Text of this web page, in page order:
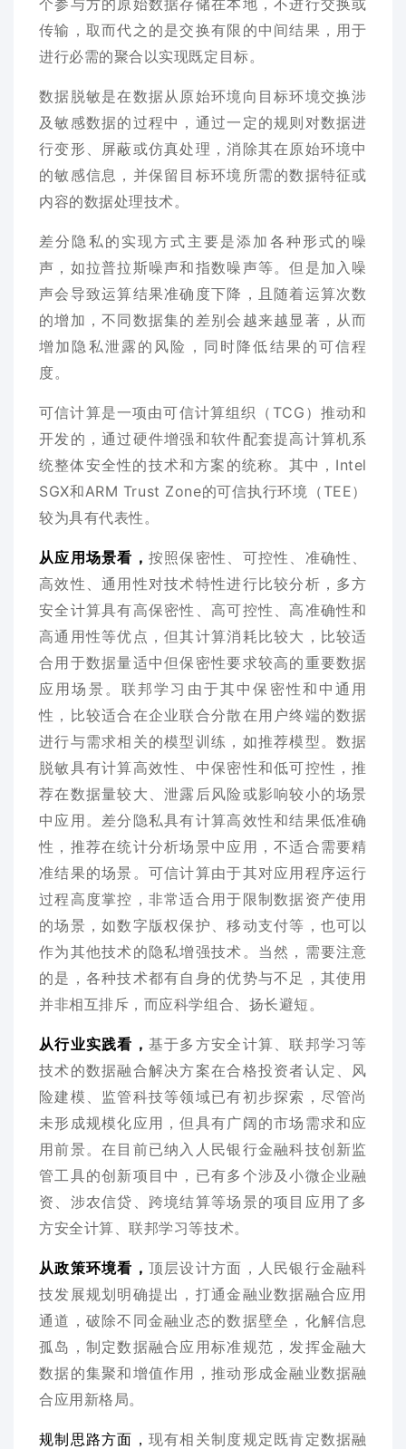
传输，取而代之的是交换有限的中间结果，用于
进行必需的聚合以实现既定目标。
数据脱敏是在数据从原始环境向目标环境交换涉
及敏感数据的过程中，通过一定的规则对数据进
行变形、屏蔽或仿真处理，消除其在原始环境中
的敏感信息，并保留目标环境所需的数据特征或
内容的数据处理技术。
差分隐私的实现方式主要是添加各种形式的噪
声，如拉普拉斯噪声和指数噪声等。但是加入噪
声会导致运算结果准确度下降，且随着运算次数
的增加，不同数据集的差别会越来越显著，从而
增加隐私泄露的风险，同时降低结果的可信程
度。
可信计算是一项由可信计算组织（TCG）推动和
开发的，通过硬件增强和软件配套提高计算机系
统整体安全性的技术和方案的统称。其中，Intel
SGX和ARM Trust Zone的可信执行环境（TEE）
较为具有代表性。
从应用场景看， 按照保密性、可控性、准确性、
高效性、通用性对技术特性进行比较分析，多方
安全计算具有高保密性、高可控性、高准确性和
高通用性等优点，但其计算消耗比较大，比较适
合用于数据量适中但保密性要求较高的重要数据
应用场景。联邦学习由于其中保密性和中通用
性，比较适合在企业联合分散在用户终端的数据
进行与需求相关的模型训练，如推荐模型。数据
脱敏具有计算高效性、中保密性和低可控性，推
荐在数据量较大、泄露后风险或影响较小的场景
中应用。差分隐私具有计算高效性和结果低准确
性，推荐在统计分析场景中应用，不适合需要精
准结果的场景。可信计算由于其对应用程序运行
过程高度掌控，非常适合用于限制数据资产使用
的场景，如数字版权保护、移动支付等，也可以
作为其他技术的隐私增强技术。当然，需要注意
的是，各种技术都有自身的优势与不足，其使用
并非相互排斥，而应科学组合、扬长避短。
从行业实践看， 基于多方安全计算、联邦学习等
技术的数据融合解决方案在合格投资者认定、风
险建模、监管科技等领域已有初步探索，尽管尚
未形成规模化应用，但具有广阔的市场需求和应
用前景。在目前已纳入人民银行金融科技创新监
管工具的创新项目中，已有多个涉及小微企业融
资、涉农信贷、跨境结算等场景的项目应用了多
方安全计算、联邦学习等技术。
从政策环境看， 顶层设计方面，人民银行金融科
技发展规划明确提出，打通金融业数据融合应用
通道，破除不同金融业态的数据壁垒，化解信息
孤岛，制定数据融合应用标准规范，发挥金融大
数据的集聚和增值作用，推动形成金融业数据融
合应用新格局。
规制思路方面， 现有相关制度规定既肯定数据融